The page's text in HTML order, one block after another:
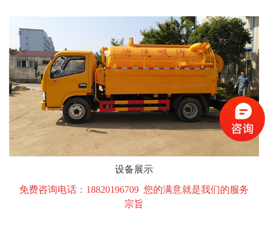
设备展示
免费咨询电话：18820196709 您的满意就是我们的服务
宗旨